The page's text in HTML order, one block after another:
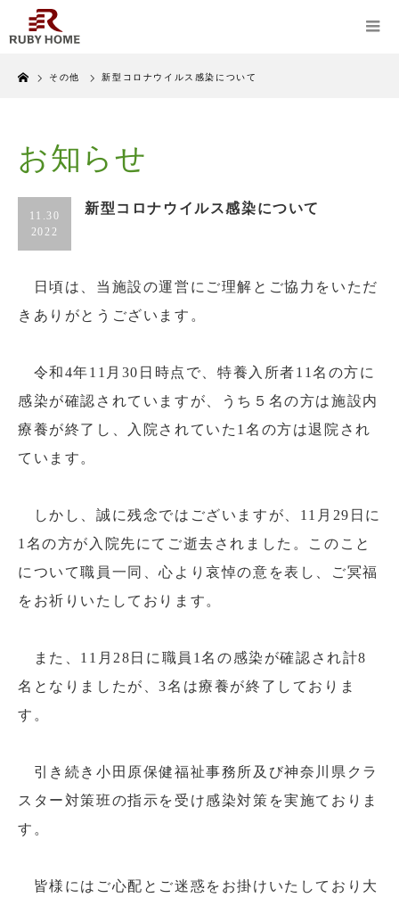
Home
その他 新型コロナウイルス感染について
お知らせ
11.30
2022
新型コロナウイルス感染について
日頃は、当施設の運営にご理解とご協力をいただ
きありがとうございます。
令和4年11月30日時点で、特養入所者11名の方に
感染が確認されていますが、うち５名の方は施設内
療養が終了し、入院されていた1名の方は退院され
ています。
しかし、誠に残念ではございますが、11月29日に
1名の方が入院先にてご逝去されました。このこと
について職員一同、心より哀悼の意を表し、ご冥福
をお祈りいたしております。
また、11月28日に職員1名の感染が確認され計8
名となりましたが、3名は療養が終了しておりま
す。
引き続き小田原保健福祉事務所及び神奈川県クラ
スター対策班の指示を受け感染対策を実施ておりま
す。
皆様にはご心配とご迷惑をお掛けいたしており大